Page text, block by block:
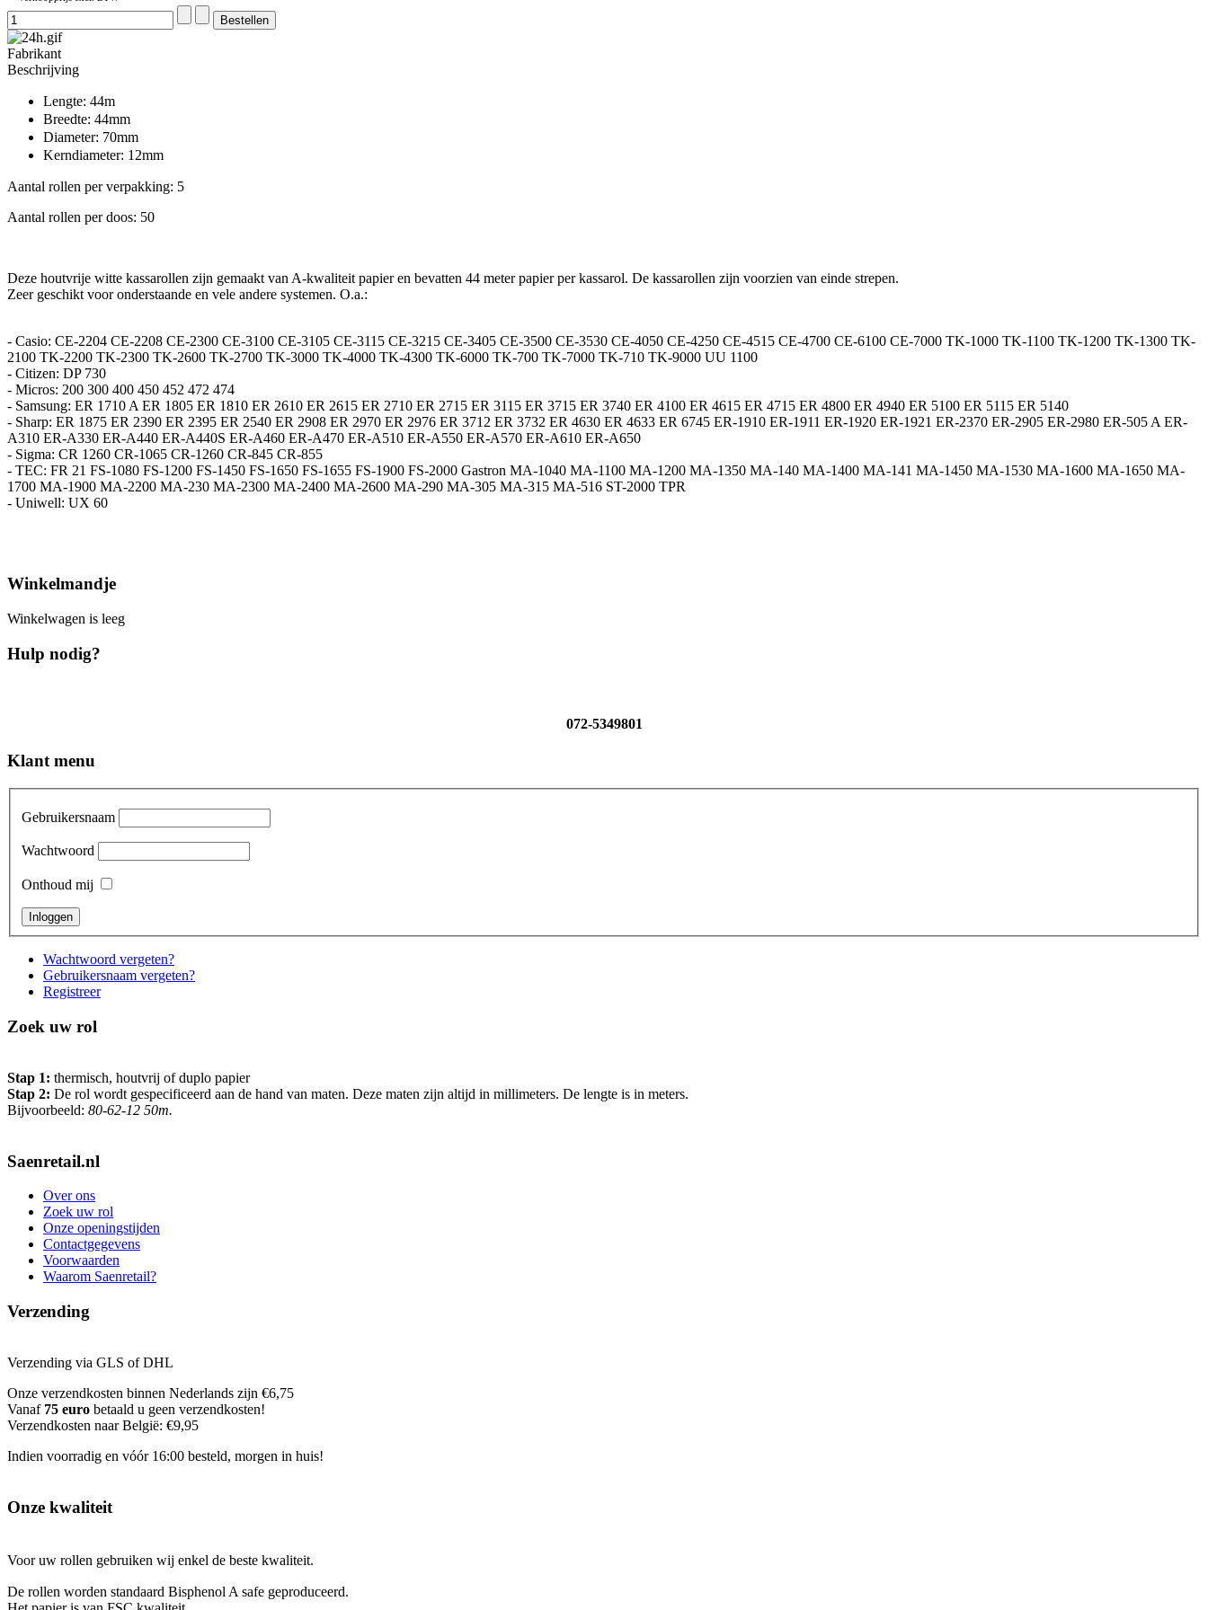
Fabrikant
Beschrijving
Lengte: 44m
Breedte: 44mm
Diameter: 70mm
Kerndiameter: 12mm
Aantal rollen per verpakking: 5
Aantal rollen per doos: 50
Deze houtvrije witte kassarollen zijn gemaakt van A-kwaliteit papier en bevatten 44 meter papier per kassarol. De kassarollen zijn voorzien van einde strepen.
Zeer geschikt voor onderstaande en vele andere systemen. O.a.:
- Casio: CE-2204 CE-2208 CE-2300 CE-3100 CE-3105 CE-3115 CE-3215 CE-3405 CE-3500 CE-3530 CE-4050 CE-4250 CE-4515 CE-4700 CE-6100 CE-7000 TK-1000 TK-1100 TK-1200 TK-1300 TK-
2100 TK-2200 TK-2300 TK-2600 TK-2700 TK-3000 TK-4000 TK-4300 TK-6000 TK-700 TK-7000 TK-710 TK-9000 UU 1100
- Citizen: DP 730
- Micros: 200 300 400 450 452 472 474
- Samsung: ER 1710 A ER 1805 ER 1810 ER 2610 ER 2615 ER 2710 ER 2715 ER 3115 ER 3715 ER 3740 ER 4100 ER 4615 ER 4715 ER 4800 ER 4940 ER 5100 ER 5115 ER 5140
- Sharp: ER 1875 ER 2390 ER 2395 ER 2540 ER 2908 ER 2970 ER 2976 ER 3712 ER 3732 ER 4630 ER 4633 ER 6745 ER-1910 ER-1911 ER-1920 ER-1921 ER-2370 ER-2905 ER-2980 ER-505 A ER-
A310 ER-A330 ER-A440 ER-A440S ER-A460 ER-A470 ER-A510 ER-A550 ER-A570 ER-A610 ER-A650
- Sigma: CR 1260 CR-1065 CR-1260 CR-845 CR-855
- TEC: FR 21 FS-1080 FS-1200 FS-1450 FS-1650 FS-1655 FS-1900 FS-2000 Gastron MA-1040 MA-1100 MA-1200 MA-1350 MA-140 MA-1400 MA-141 MA-1450 MA-1530 MA-1600 MA-1650 MA-
1700 MA-1900 MA-2200 MA-230 MA-2300 MA-2400 MA-2600 MA-290 MA-305 MA-315 MA-516 ST-2000 TPR
- Uniwell: UX 60
Winkelmandje
Winkelwagen is leeg
Hulp nodig?
072-5349801
Klant menu
Gebruikersnaam
Wachtwoord
Onthoud mij
Wachtwoord vergeten?
Gebruikersnaam vergeten?
Registreer
Zoek uw rol
Stap 1: thermisch, houtvrij of duplo papier
Stap 2: De rol wordt gespecificeerd aan de hand van maten. Deze maten zijn altijd in millimeters. De lengte is in meters.
Bijvoorbeeld: 80-62-12 50m.
Saenretail.nl
Over ons
Zoek uw rol
Onze openingstijden
Contactgegevens
Voorwaarden
Waarom Saenretail?
Verzending
Verzending via GLS of DHL
Onze verzendkosten binnen Nederlands zijn €6,75
Vanaf 75 euro betaald u geen verzendkosten!
Verzendkosten naar België: €9,95
Indien voorradig en vóór 16:00 besteld, morgen in huis!
Onze kwaliteit
Voor uw rollen gebruiken wij enkel de beste kwaliteit.
De rollen worden standaard Bisphenol A safe geproduceerd.